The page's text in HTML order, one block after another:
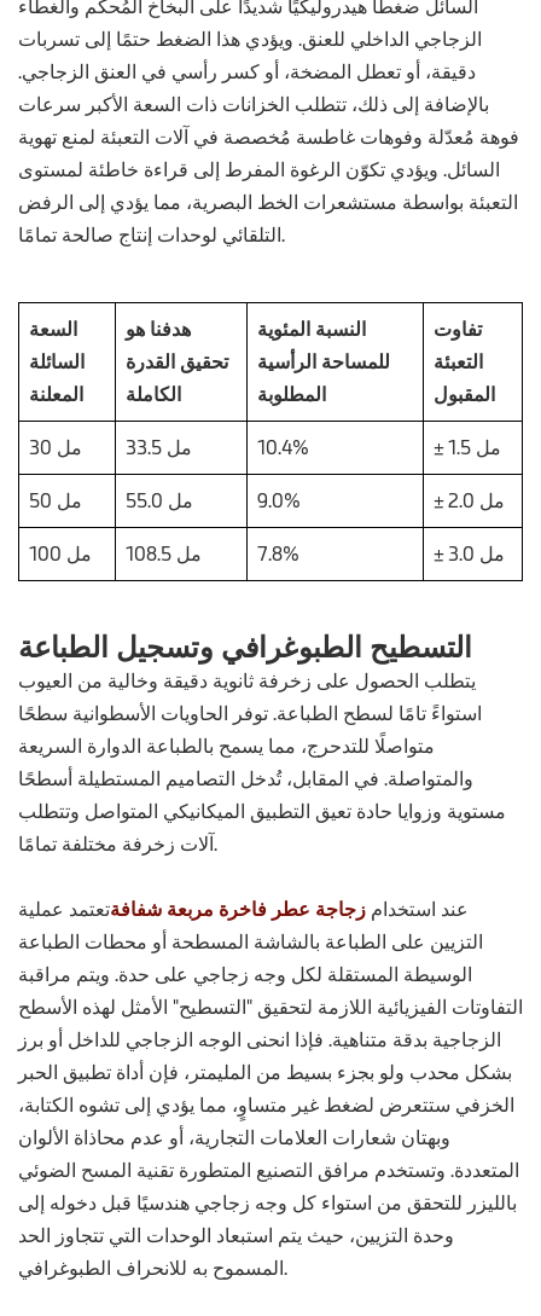
السائل ضغطًا هيدروليكيًا شديدًا على البخاخ المُحكم والغطاء
الزجاجي الداخلي للعنق. ويؤدي هذا الضغط حتمًا إلى تسربات
دقيقة، أو تعطل المضخة، أو كسر رأسي في العنق الزجاجي.
بالإضافة إلى ذلك، تتطلب الخزانات ذات السعة الأكبر سرعات
فوهة مُعدّلة وفوهات غاطسة مُخصصة في آلات التعبئة لمنع تهوية
السائل. ويؤدي تكوّن الرغوة المفرط إلى قراءة خاطئة لمستوى
التعبئة بواسطة مستشعرات الخط البصرية، مما يؤدي إلى الرفض
التلقائي لوحدات إنتاج صالحة تمامًا.
السعة
السائلة
المعلنة
هدفنا هو
تحقيق القدرة
الكاملة
النسبة المئوية
للمساحة الرأسية
المطلوبة
تفاوت
التعبئة
المقبول
30 مل 33.5 مل 10.4% ± 1.5 مل
50 مل 55.0 مل 9.0% ± 2.0 مل
100 مل 108.5 مل 7.8% ± 3.0 مل
التسطيح الطبوغرافي وتسجيل الطباعة
يتطلب الحصول على زخرفة ثانوية دقيقة وخالية من العيوب
استواءً تامًا لسطح الطباعة. توفر الحاويات الأسطوانية سطحًا
متواصلًا للتدحرج، مما يسمح بالطباعة الدوارة السريعة
والمتواصلة. في المقابل، تُدخل التصاميم المستطيلة أسطحًا
مستوية وزوايا حادة تعيق التطبيق الميكانيكي المتواصل وتتطلب
آلات زخرفة مختلفة تمامًا.
عند استخدام زجاجة عطر فاخرة مربعة شفافةتعتمد عملية
التزيين على الطباعة بالشاشة المسطحة أو محطات الطباعة
الوسيطة المستقلة لكل وجه زجاجي على حدة. ويتم مراقبة
التفاوتات الفيزيائية اللازمة لتحقيق "التسطيح" الأمثل لهذه الأسطح
الزجاجية بدقة متناهية. فإذا انحنى الوجه الزجاجي للداخل أو برز
بشكل محدب ولو بجزء بسيط من المليمتر، فإن أداة تطبيق الحبر
الخزفي ستتعرض لضغط غير متساوٍ، مما يؤدي إلى تشوه الكتابة،
وبهتان شعارات العلامات التجارية، أو عدم محاذاة الألوان
المتعددة. وتستخدم مرافق التصنيع المتطورة تقنية المسح الضوئي
بالليزر للتحقق من استواء كل وجه زجاجي هندسيًا قبل دخوله إلى
وحدة التزيين، حيث يتم استبعاد الوحدات التي تتجاوز الحد
المسموح به للانحراف الطبوغرافي.